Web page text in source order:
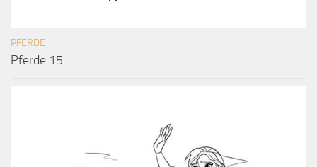
PFERDE
Pferde 15